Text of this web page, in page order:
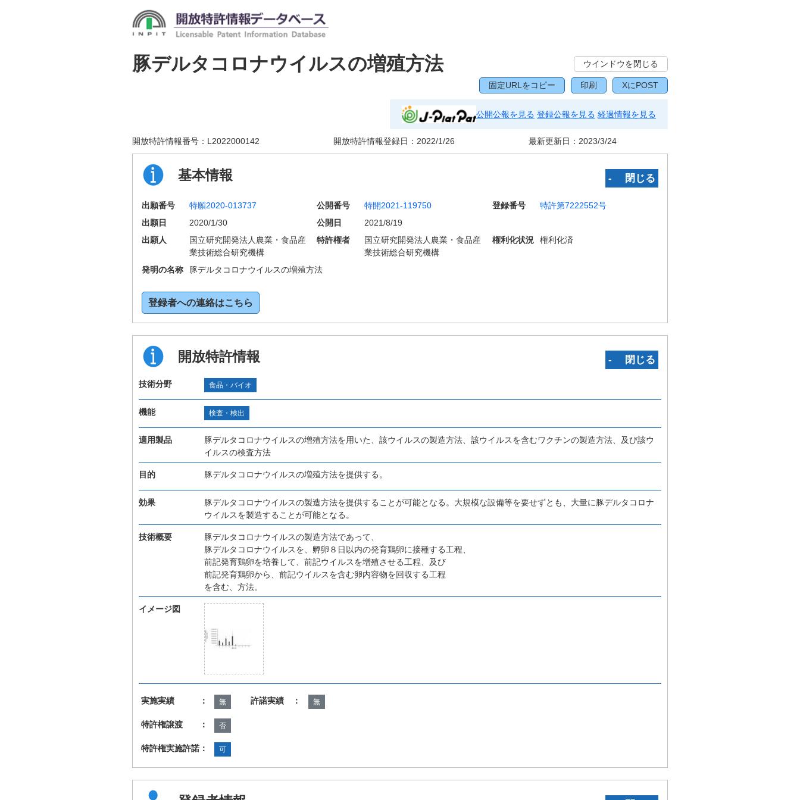
豚デルタコロナウイルスの増殖方法 ウインドウを閉じる
固定URLをコピー 印刷 XにPOST
公開公報を見る 登録公報を見る 経過情報を見る
開放特許情報番号： L2022000142 開放特許情報登録日： 2022/1/26 最新更新日： 2023/3/24
基本情報 ‐ 閉じる
出願番号 特願2020-013737 公開番号 特開2021-119750 登録番号
特許第7222552号
出願日
2020/1/30 公開日
2021/8/19
出願人
国立研究開発法人農業・食品産
業技術総合研究機構
特許権者
国立研究開発法人農業・食品産
業技術総合研究機構
権利化状況 権利化済
発明の名称 豚デルタコロナウイルスの増殖方法
登録者への連絡はこちら
開放特許情報 ‐ 閉じる
技術分野 食品・バイオ
機能 検査・検出
適用製品
豚デルタコロナウイルスの増殖方法を用いた、該ウイルスの製造方法、該ウイルスを含むワクチンの製造方法、及び該ウ
イルスの検査方法
目的 豚デルタコロナウイルスの増殖方法を提供する。
効果
豚デルタコロナウイルスの製造方法を提供することが可能となる。大規模な設備等を要せずとも、大量に豚デルタコロナ
ウイルスを製造することが可能となる。
技術概要
豚デルタコロナウイルスの製造方法であって、
豚デルタコロナウイルスを、孵卵８日以内の発育鶏卵に接種する工程、
前記発育鶏卵を培養して、前記ウイルスを増殖させる工程、及び
前記発育鶏卵から、前記ウイルスを含む卵内容物を回収する工程
を含む、方法。
イメージ図
実施実績 ： 無 許諾実績 ： 無
特許権譲渡 ： 否
特許権実施許諾： 可